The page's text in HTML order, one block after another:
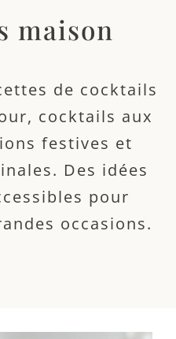
maison
de cocktails
cocktails aux
festives et
Des idées
pour
occasions.